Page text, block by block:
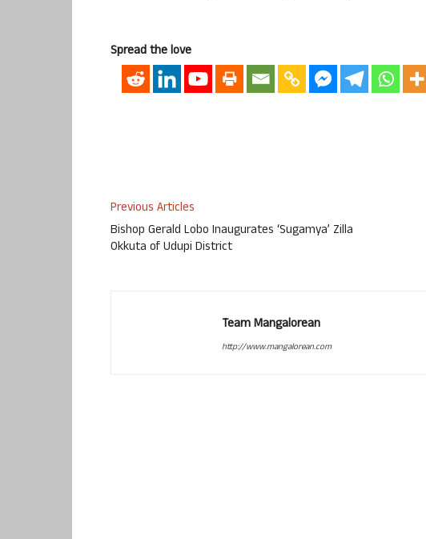
Spread the love
Previous Articles
Bishop Gerald Lobo Inaugurates ‘Sugamya’ Zilla
Okkuta of Udupi District
Team Mangalorean
http://www.mangalorean.com